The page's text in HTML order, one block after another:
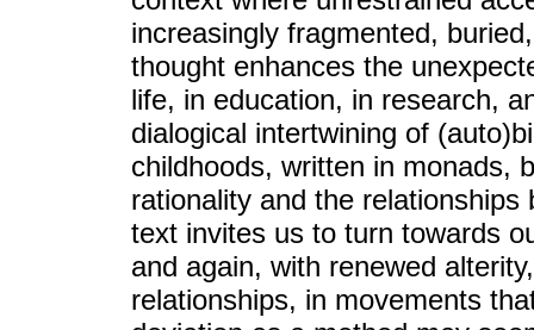
increasingly fragmented,
thought enhances the
life, in education, in research,
dialogical intertwining of
childhoods, written in monads,
rationality and the
text invites us to turn towards
and again, with renewed
relationships, in movements